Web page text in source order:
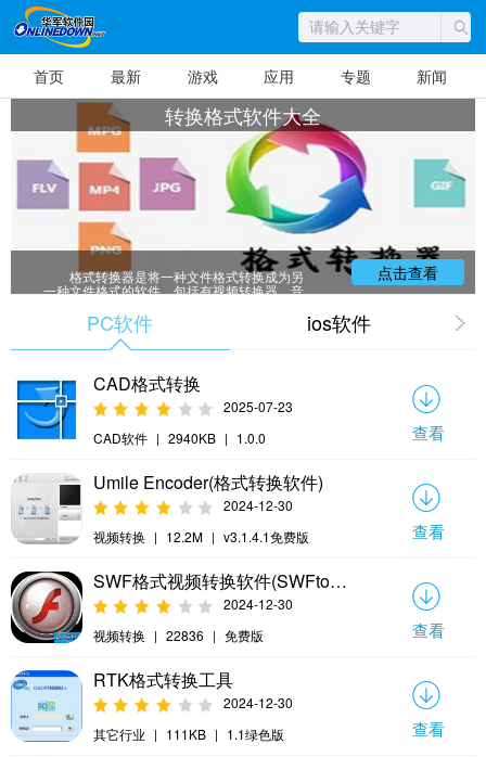
首页 最新 游戏 应用 专题 新闻
转换格式软件大全
格式转换器是将一种文件格式转换成为另
一种文件格式的软件。包括有视频转换器、音
转换器、文档格式转换器等等。本站提供多种
转换格式软件下载，希望小编整理的格式转换
软件能够帮到大家，有需要的朋友们赶紧来下
点击查看
PC软件 ios软件
CAD格式转换
2025-07-23
CAD软件 | 2940KB | 1.0.0 查看
Umile Encoder(格式转换软件)
2024-12-30
视频转换 | 12.2M | v3.1.4.1免费版 查看
SWF格式视频转换软件(SWFtoVideoPro)
2024-12-30
视频转换 | 22836 | 免费版 查看
RTK格式转换工具
2024-12-30
其它行业 | 111KB | 1.1绿色版 查看